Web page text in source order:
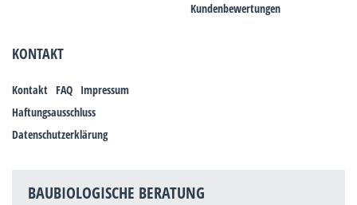
Kundenbewertungen
KONTAKT
Kontakt FAQ Impressum
Haftungsausschluss
Datenschutzerklärung
BAUBIOLOGISCHE BERATUNG